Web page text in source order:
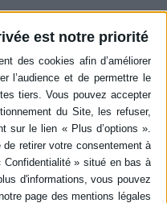
est notre priorité